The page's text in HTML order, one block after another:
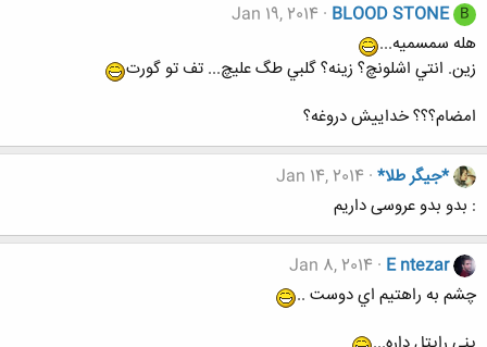
B
BLOOD STONE
Jan 19, 2014
هله سمسميه...
زين. انتي اشلونچ؟ زينه؟ گلبي طگ عليچ... تف تو گورت
امضام؟؟؟ خداييش دروغه؟
*جیگر طلا* Jan 14, 2014
: بدو بدو عروسی داریم
E ntezar
Jan 8, 2014
چشم به راهتيم اي دوست ..